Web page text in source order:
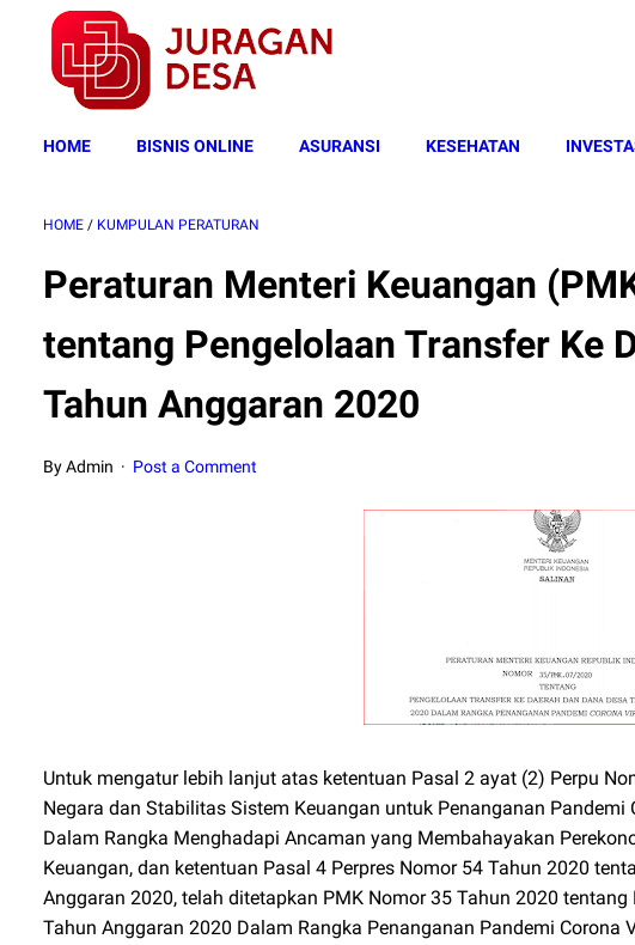
HOME BISNIS ONLINE ASURANSI KESEHATAN
HOME / KUMPULAN PERATURAN
Peraturan Menteri Keuangan
tentang Pengelolaan Transfer Ke
Tahun Anggaran 2020
By Admin Post a Comment
Untuk mengatur lebih lanjut atas ketentuan Pasal 2 ayat (2) Perpu
Negara dan Stabilitas Sistem Keuangan untuk Penanganan
Dalam Rangka Menghadapi Ancaman yang Membahayakan
Keuangan, dan ketentuan Pasal 4 Perpres Nomor 54 Tahun 2020
Anggaran 2020, telah ditetapkan PMK Nomor 35 Tahun 2020
Tahun Anggaran 2020 Dalam Rangka Penanganan Pandemi Corona